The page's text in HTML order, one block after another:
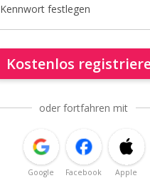
Kennwort festlegen
Kostenlos
oder fortfahren mit
Google Facebook Apple